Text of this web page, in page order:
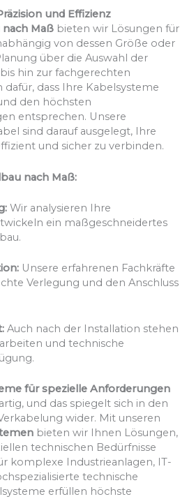
und Effizienz
nach Maß bieten wir Lösungen für
von dessen Größe oder
über die Auswahl der
hin zur fachgerechten
dafür, dass Ihre Kabelsysteme
den höchsten
entsprechen. Unsere
sind darauf ausgelegt, Ihre
und sicher zu verbinden.
nach Maß:
Wir analysieren Ihre
ein maßgeschneidertes
Unsere erfahrenen Fachkräfte
Verlegung und den Anschluss
Auch nach der Installation stehen
und technische
für spezielle Anforderungen
und das spiegelt sich in den
wider. Mit unseren
bieten wir Ihnen Lösungen,
technischen Bedürfnisse
komplexe Industrieanlagen, IT-
technische
erfüllen höchste